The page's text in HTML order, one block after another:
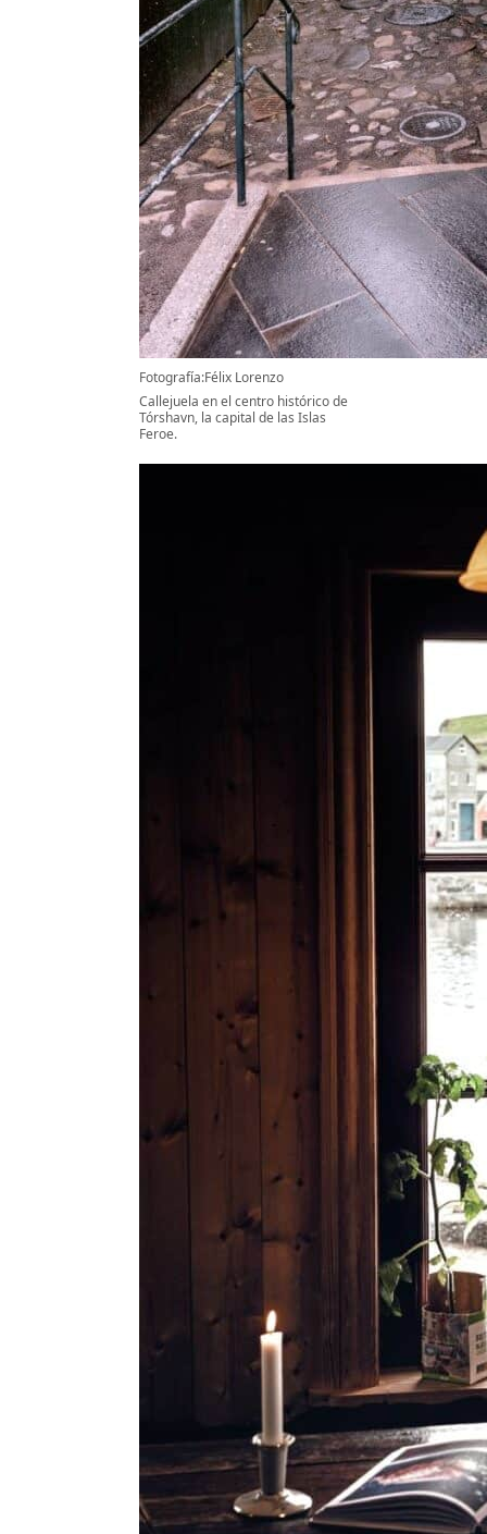
Fotografía:Félix Lorenzo
Callejuela en el centro histórico de
Tórshavn, la capital de las Islas
Feroe.